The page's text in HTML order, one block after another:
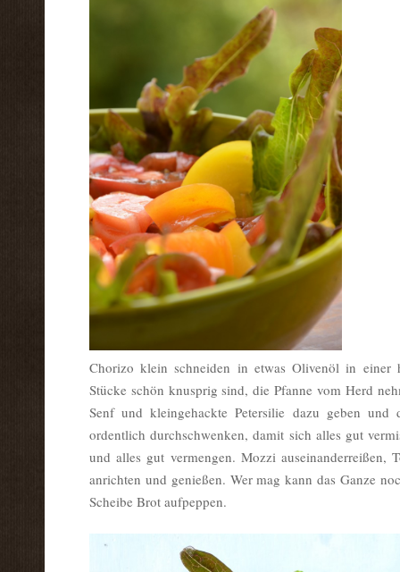
Chorizo klein schneiden in etwas Olivenöl in einer
Stücke schön knusprig sind, die Pfanne vom Herd
Senf und kleingehackte Petersilie dazu geben
ordentlich durchschwenken, damit sich alles gut
und alles gut vermengen. Mozzi auseinanderreißen,
anrichten und genießen. Wer mag kann das Ganze
Scheibe Brot aufpeppen.